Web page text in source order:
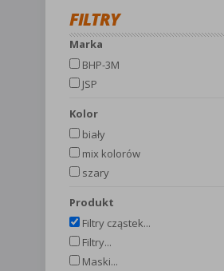
FILTRY
Marka
BHP-3M
JSP
kolor
biały
mix kolorów
szary
produkt
Filtry cząstek...
Filtry...
Maski...